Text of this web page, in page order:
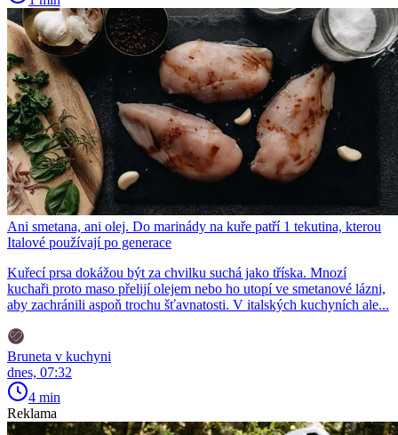
Ani smetana, ani olej. Do marinády na kuře patří 1 tekutina, kterou
Italové používají po generace
Kuřecí prsa dokážou být za chvilku suchá jako tříska. Mnozí
kuchaři proto maso přelijí olejem nebo ho utopí ve smetanové lázni,
aby zachránili aspoň trochu šťavnatosti. V italských kuchyních ale...
Bruneta v kuchyni
dnes, 07:32
4 min
Reklama